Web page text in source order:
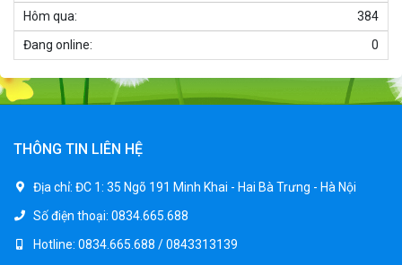
Xe máy điện trẻ em BJQ-M03
1.650.000 ₫
Xe ô tô điện trẻ em BPD-702
1.950.000 ₫
384
Hôm qua:
0
Đang online:
THÔNG TIN LIÊN HỆ
Địa chỉ: ĐC 1: 35 Ngõ 191 Minh Khai - Hai Bà Trưng - Hà Nội
Số điện thoại: 0834.665.688
Hotline: 0834.665.688 / 0843313139